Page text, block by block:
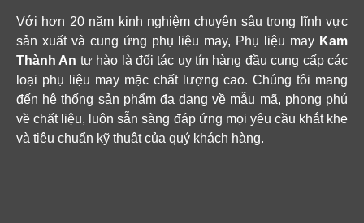
Với hơn 20 năm kinh nghiệm chuyên sâu trong lĩnh vực
sản xuất và cung ứng phụ liệu may, Phụ liệu may Kam
Thành An tự hào là đối tác uy tín hàng đầu cung cấp các
loại phụ liệu may mặc chất lượng cao. Chúng tôi mang
đến hệ thống sản phẩm đa dạng về mẫu mã, phong phú
về chất liệu, luôn sẵn sàng đáp ứng mọi yêu cầu khắt khe
và tiêu chuẩn kỹ thuật của quý khách hàng.